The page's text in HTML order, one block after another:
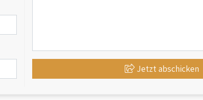
Jetzt abschicken